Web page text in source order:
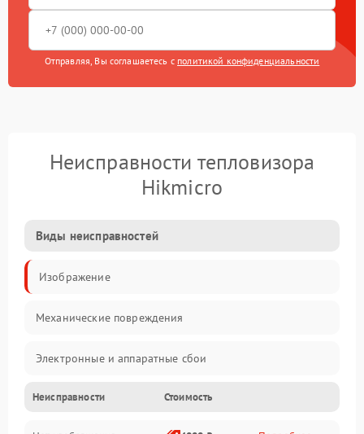
Отправляя, Вы соглашаетесь с политикой конфиденциальности
Неисправности тепловизора
Hikmicro
Виды неисправностей
Изображение
Механические повреждения
Электронные и аппаратные сбои
Неисправности сенсора и оптики
Неисправности Стоимость